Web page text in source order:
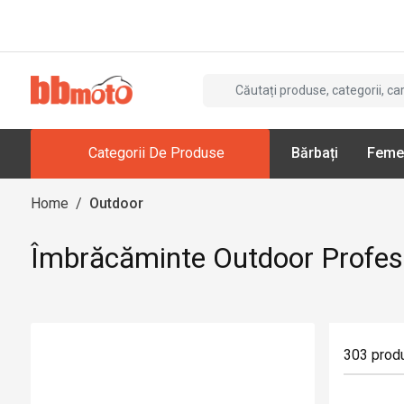
Categorii De Produse Bărbați
Home / Outdoor
Îmbrăcăminte Outdoor
303